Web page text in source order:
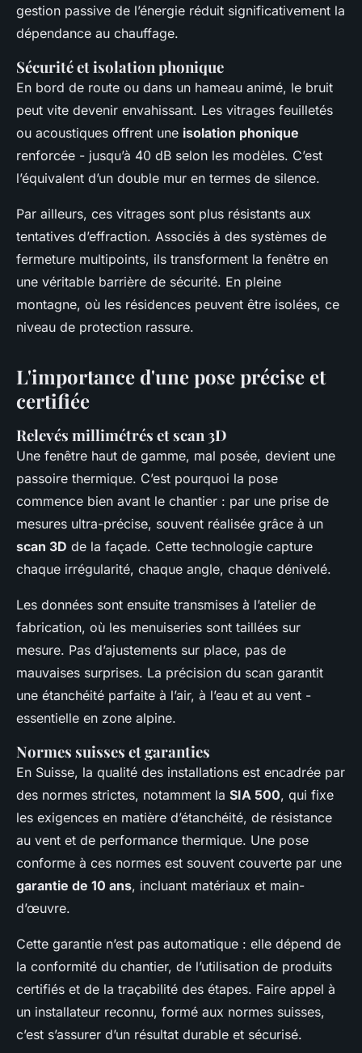
gestion passive de l’énergie réduit significativement la
dépendance au chauffage.
Sécurité et isolation phonique
En bord de route ou dans un hameau animé, le bruit
peut vite devenir envahissant. Les vitrages feuilletés
ou acoustiques offrent une isolation phonique
renforcée - jusqu’à 40 dB selon les modèles. C’est
l’équivalent d’un double mur en termes de silence.
Par ailleurs, ces vitrages sont plus résistants aux
tentatives d’effraction. Associés à des systèmes de
fermeture multipoints, ils transforment la fenêtre en
une véritable barrière de sécurité. En pleine
montagne, où les résidences peuvent être isolées, ce
niveau de protection rassure.
L'importance d'une pose précise et
certifiée
Relevés millimétrés et scan 3D
Une fenêtre haut de gamme, mal posée, devient une
passoire thermique. C’est pourquoi la pose
commence bien avant le chantier : par une prise de
mesures ultra-précise, souvent réalisée grâce à un
scan 3D de la façade. Cette technologie capture
chaque irrégularité, chaque angle, chaque dénivelé.
Les données sont ensuite transmises à l’atelier de
fabrication, où les menuiseries sont taillées sur
mesure. Pas d’ajustements sur place, pas de
mauvaises surprises. La précision du scan garantit
une étanchéité parfaite à l’air, à l’eau et au vent -
essentielle en zone alpine.
Normes suisses et garanties
En Suisse, la qualité des installations est encadrée par
des normes strictes, notamment la SIA 500, qui fixe
les exigences en matière d’étanchéité, de résistance
au vent et de performance thermique. Une pose
conforme à ces normes est souvent couverte par une
garantie de 10 ans, incluant matériaux et main-
d’œuvre.
Cette garantie n’est pas automatique : elle dépend de
la conformité du chantier, de l’utilisation de produits
certifiés et de la traçabilité des étapes. Faire appel à
un installateur reconnu, formé aux normes suisses,
c’est s’assurer d’un résultat durable et sécurisé.